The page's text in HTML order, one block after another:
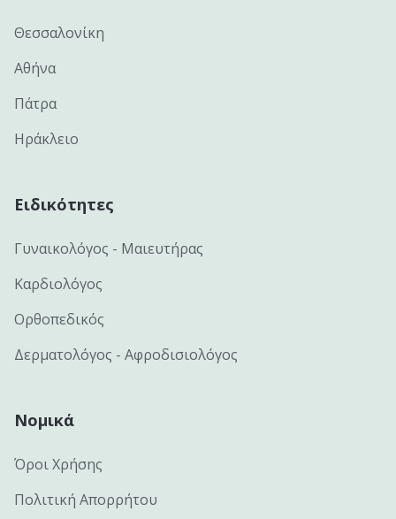
Θεσσαλονίκη
Αθήνα
Πάτρα
Ηράκλειο
Ειδικότητες
Γυναικολόγος - Μαιευτήρας
Καρδιολόγος
Ορθοπεδικός
Δερματολόγος - Αφροδισιολόγος
Νομικά
Όροι Χρήσης
Πολιτική Απορρήτου